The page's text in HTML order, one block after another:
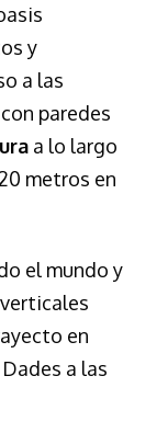
y
a las
paredes
a lo largo
metros en
el mundo y
en
a las